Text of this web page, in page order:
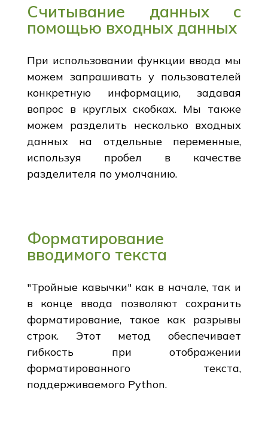
Считывание данных с
помощью входных данных
При использовании функции ввода мы
можем запрашивать у пользователей
конкретную информацию, задавая
вопрос в круглых скобках. Мы также
можем разделить несколько входных
данных на отдельные переменные,
используя пробел в качестве
разделителя по умолчанию.
Форматирование
вводимого текста
"Тройные кавычки" как в начале, так и
в конце ввода позволяют сохранить
форматирование, такое как разрывы
строк. Этот метод обеспечивает
гибкость при отображении
форматированного текста,
поддерживаемого Python.